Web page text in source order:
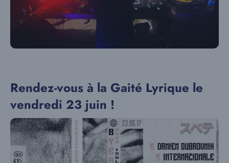
Rendez-vous à la Gaité Lyrique le
vendredi 23 juin !